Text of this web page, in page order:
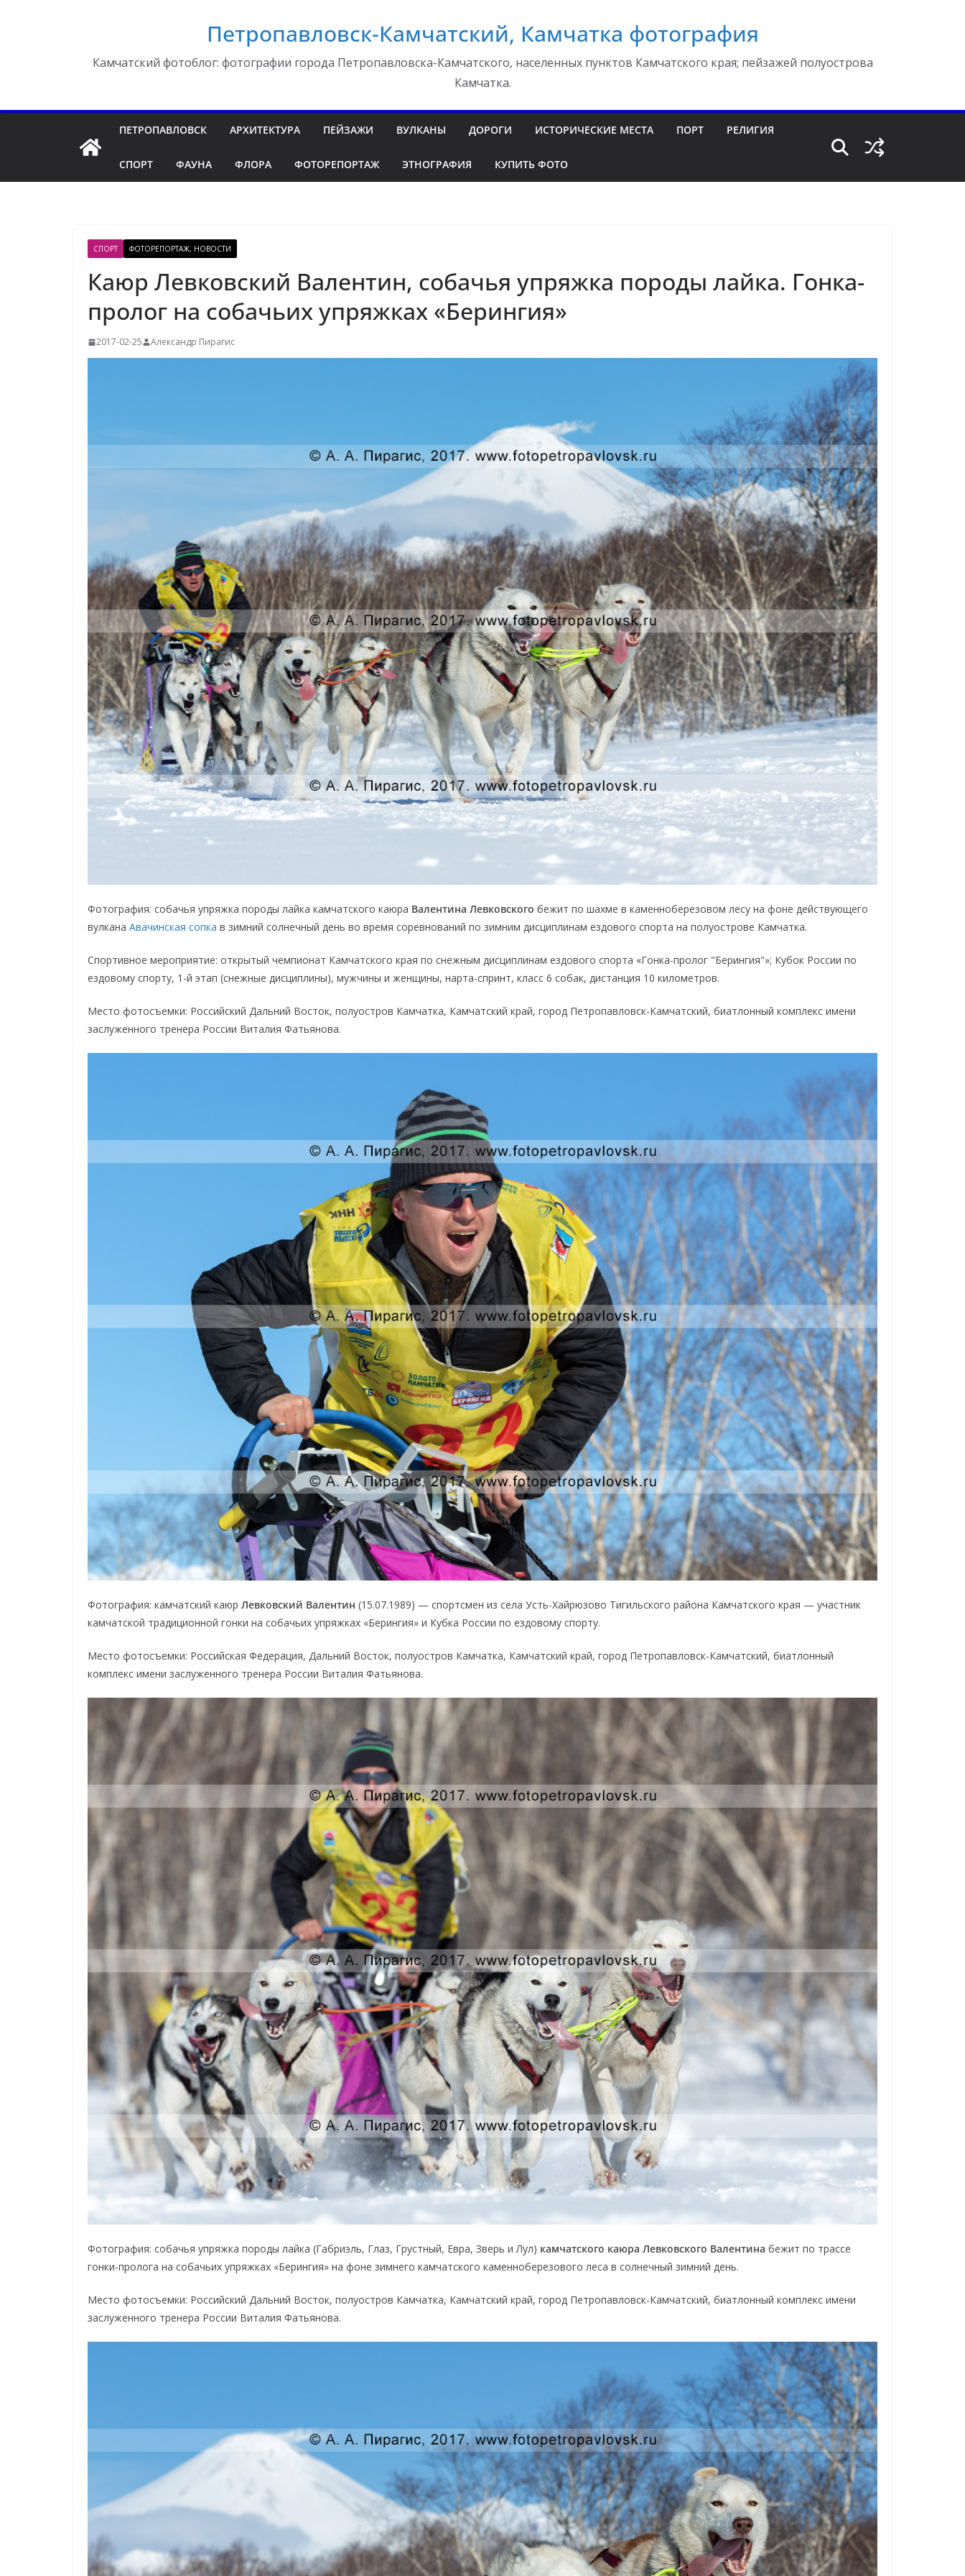
Петропавловск-Камчатский, Камчатка фотография
Камчатский фотоблог: фотографии города Петропавловска-Камчатского, населенных пунктов Камчатского края; пейзажей полуострова
Камчатка.
ПЕТРОПАВЛОВСК АРХИТЕКТУРА ПЕЙЗАЖИ ВУЛКАНЫ ДОРОГИ ИСТОРИЧЕСКИЕ МЕСТА ПОРТ РЕЛИГИЯ
СПОРТ ФАУНА ФЛОРА ФОТОРЕПОРТАЖ ЭТНОГРАФИЯ КУПИТЬ ФОТО
СПОРТ ФОТОРЕПОРТАЖ, НОВОСТИ
Каюр Левковский Валентин, собачья упряжка породы лайка. Гонка-
пролог на собачьих упряжках «Берингия»
2017-02-25 Александр Пирагис
Фотография: собачья упряжка породы лайка камчатского каюра Валентина Левковского бежит по шахме в каменноберезовом лесу на фоне действующего
вулкана Авачинская сопка в зимний солнечный день во время соревнований по зимним дисциплинам ездового спорта на полуострове Камчатка.
Спортивное мероприятие: открытый чемпионат Камчатского края по снежным дисциплинам ездового спорта «Гонка-пролог "Берингия"»; Кубок России по
ездовому спорту, 1-й этап (снежные дисциплины), мужчины и женщины, нарта-спринт, класс 6 собак, дистанция 10 километров.
Место фотосъемки: Российский Дальний Восток, полуостров Камчатка, Камчатский край, город Петропавловск-Камчатский, биатлонный комплекс имени
заслуженного тренера России Виталия Фатьянова.
Фотография: камчатский каюр Левковский Валентин (15.07.1989) — спортсмен из села Усть-Хайрюзово Тигильского района Камчатского края — участник
камчатской традиционной гонки на собачьих упряжках «Берингия» и Кубка России по ездовому спорту.
Место фотосъемки: Российская Федерация, Дальний Восток, полуостров Камчатка, Камчатский край, город Петропавловск-Камчатский, биатлонный
комплекс имени заслуженного тренера России Виталия Фатьянова.
Фотография: собачья упряжка породы лайка (Габриэль, Глаз, Грустный, Евра, Зверь и Лул) камчатского каюра Левковского Валентина бежит по трассе
гонки-пролога на собачьих упряжках «Берингия» на фоне зимнего камчатского каменноберезового леса в солнечный зимний день.
Место фотосъемки: Российский Дальний Восток, полуостров Камчатка, Камчатский край, город Петропавловск-Камчатский, биатлонный комплекс имени
заслуженного тренера России Виталия Фатьянова.